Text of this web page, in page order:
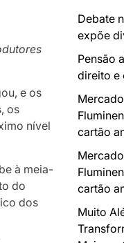
e os
os
nível
à meia-
do
dos
Debate
expõe
Pensão
direito e
cartão
cartão
Muito